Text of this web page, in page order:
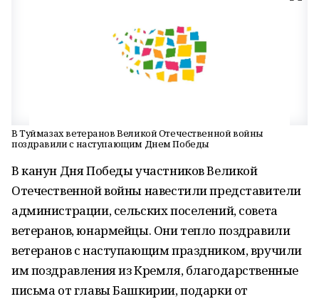
В Туймазах ветеранов Великой Отечественной войны
поздравили с наступающим Днем Победы
В канун Дня Победы участников Великой
Отечественной войны навестили представители
администрации, сельских поселений, совета
ветеранов, юнармейцы. Они тепло поздравили
ветеранов с наступающим праздником, вручили
им поздравления из Кремля, благодарственные
письма от главы Башкирии, подарки от